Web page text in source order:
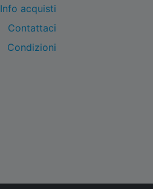
Info acquisti
Contattaci
Condizioni